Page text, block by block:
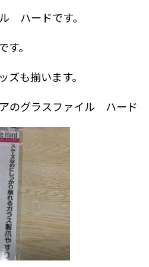
ハードです。
。
ズも揃います。
のグラスファイル ハード